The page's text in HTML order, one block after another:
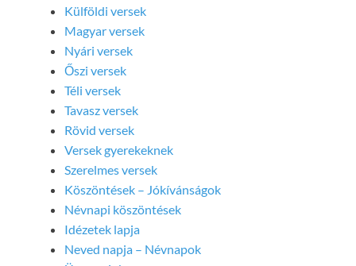
Külföldi versek
Magyar versek
Nyári versek
Őszi versek
Téli versek
Tavasz versek
Rövid versek
Versek gyerekeknek
Szerelmes versek
Köszöntések – Jókívánságok
Névnapi köszöntések
Idézetek lapja
Neved napja – Névnapok